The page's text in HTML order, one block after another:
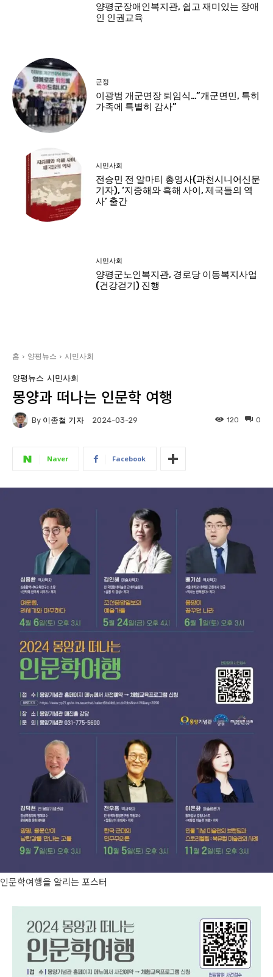
양평군장애인복지관, 쉽고 재미있는 장애
인 인권교육
군정
이광범 개군면장 퇴임식…”개군면민, 특히
가족에 특별히 감사”
시민사회
전승민 전 알마티 총영사(과천시니어신문
기자), ‘지중해와 흑해 사이, 제국들의 역
사’ 출간
시민사회
양평군노인복지관, 경로당 이동복지사업
(건강걷기) 진행